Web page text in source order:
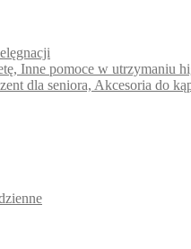
Inne pomoce w utrzymaniu
dla seniora, Akcesoria do